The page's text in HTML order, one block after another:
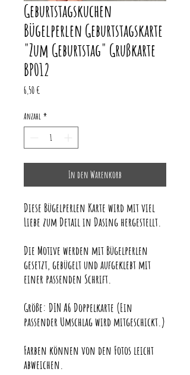
Geburtstagskuchen
Bügelperlen Geburtstagskarte
"Zum Geburtstag" Grußkarte
BP012
6,50 €
Anzahl *
In den Warenkorb
Diese Bügelperlen Karte wird mit viel
Liebe zum Detail in Dasing hergestellt.
Die Motive werden mit Bügelperlen
gesetzt, gebügelt und aufgeklebt mit
einer passenden Schrift.
Größe: DIN A6 Doppelkarte (Ein
passender Umschlag wird mitgeschickt.)
Farben können von den Fotos leicht
abweichen.